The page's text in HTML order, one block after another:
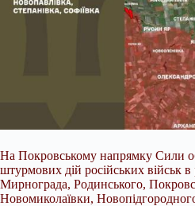
На Покровському напрямку Сили
штурмових дій російських військ
Мирнограда, Родинського,
Новомиколаївки,